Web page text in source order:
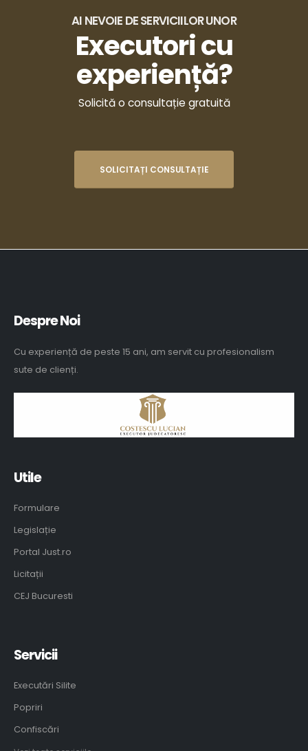
AI NEVOIE DE SERVICIILOR UNOR
Executori cu
experiență?
Solicită o consultație gratuită
SOLICITAȚI CONSULTAȚIE
Despre Noi
Cu experiență de peste 15 ani, am servit cu profesionalism
sute de clienți.
Utile
Formulare
Legislație
Portal Just.ro
Licitații
CEJ Bucuresti
Servicii
Executări Silite
Popriri
Confiscări